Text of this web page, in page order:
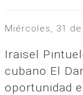
miércoles, 31
Iraisel
cubano El
oportunidad